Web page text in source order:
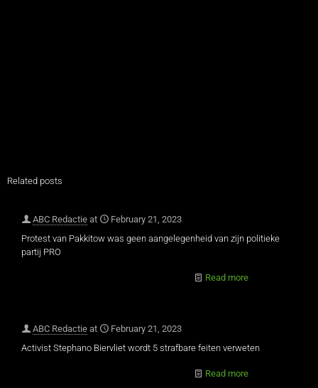
Related posts
ABC Redactie at
February 21, 2023
Protest van Pakkitow was geen aangelegenheid van zijn politieke
partij PRO
Read more
ABC Redactie at
February 21, 2023
Activist Stephano Biervliet wordt 5 strafbare feiten verweten
Read more